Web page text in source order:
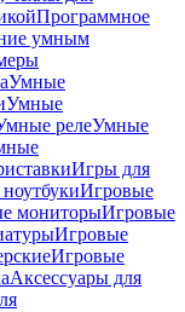
Программное
умным
Умные
Умные
релеУмные
Игры для
Игровые
мониторыИгровые
Игровые
Игровые
Аксессуары для